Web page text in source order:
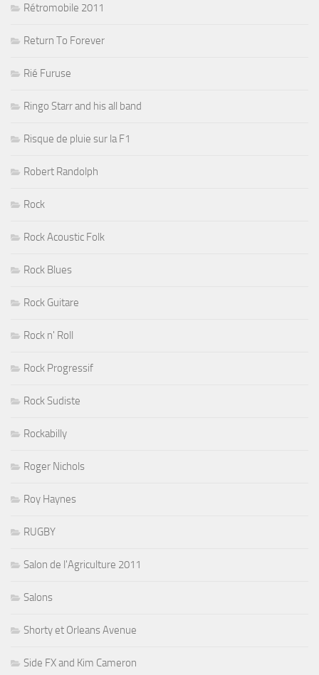
Rétromobile 2011
Return To Forever
Rié Furuse
Ringo Starr and his all band
Risque de pluie sur la F1
Robert Randolph
Rock
Rock Acoustic Folk
Rock Blues
Rock Guitare
Rock n' Roll
Rock Progressif
Rock Sudiste
Rockabilly
Roger Nichols
Roy Haynes
RUGBY
Salon de l'Agriculture 2011
Salons
Shorty et Orleans Avenue
Side FX and Kim Cameron